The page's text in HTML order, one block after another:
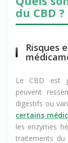
Quels
du CBD ?
Risques
Le CBD est
peuvent
digestifs ou
certains
les enzymes